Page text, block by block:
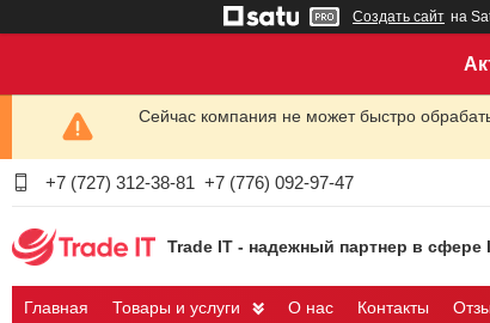
Создать сайт на
Сейчас компания не может быстро
+7 (727) 312-38-81 +7 (776) 092-97-47
Trade IT - надежный партнер в сфере
Главная Товары и услуги О нас Контакты